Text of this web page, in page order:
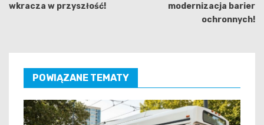
wkracza w przyszłość!
modernizacja barier
ochronnych!
POWIĄZANE TEMATY